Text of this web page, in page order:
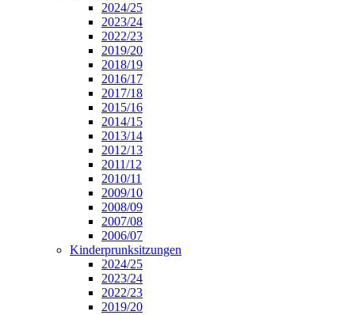
2024/25
2023/24
2022/23
2019/20
2018/19
2016/17
2017/18
2015/16
2014/15
2013/14
2012/13
2011/12
2010/11
2009/10
2008/09
2007/08
2006/07
Kinderprunksitzungen
2024/25
2023/24
2022/23
2019/20